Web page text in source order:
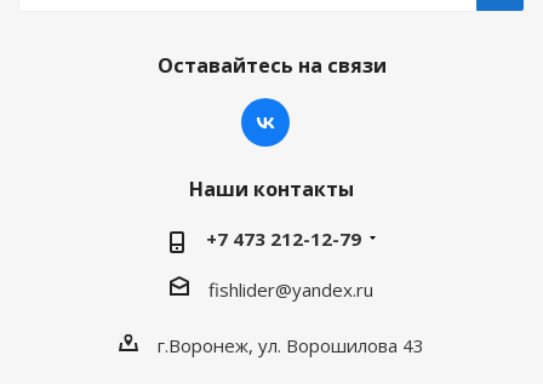
Оставайтесь на связи
Наши контакты
+7 473 212-12-79
fishlider@yandex.ru
г.Воронеж, ул. Ворошилова 43